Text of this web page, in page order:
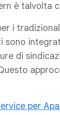
è talvolta
i
sono
di
per